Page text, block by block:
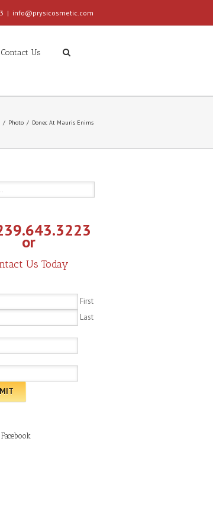
| info@prysicosmetic.com
Contact Us
Photo Donec At Mauris Enims
or
Us Today
First
Last